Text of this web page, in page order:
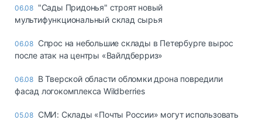
06.08 "Сады Придонья" строят новый
мультифункциональный склад сырья
06.08 Спрос на небольшие склады в Петербурге вырос
после атак на центры «Вайлдберриз»
06.08 В Тверской области обломки дрона повредили
фасад логокомплекса Wildberries
05.08 СМИ: Склады «Почты России» могут использовать